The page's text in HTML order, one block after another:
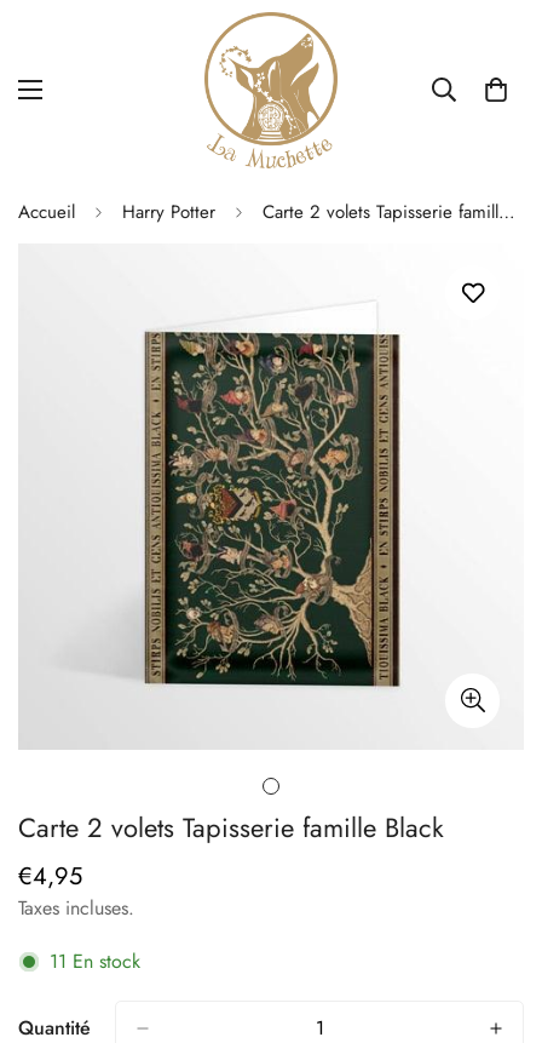
Accueil Harry Potter Carte 2 volets Tapisserie famille Black
Carte 2 volets Tapisserie famille Black
Prix
régulier
€4,95
Taxes incluses.
11 En stock
Quantité